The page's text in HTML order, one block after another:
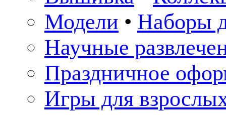
Модели • Наборы
Научные
Праздничное
Игры для